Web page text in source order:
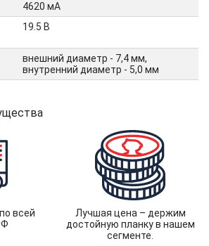
4620 мА
19.5 В
внешний диаметр - 7,4 мм,
внутренний диаметр - 5,0 мм
всей
Лучшая цена – держим
достойную планку в нашем
сегменте.